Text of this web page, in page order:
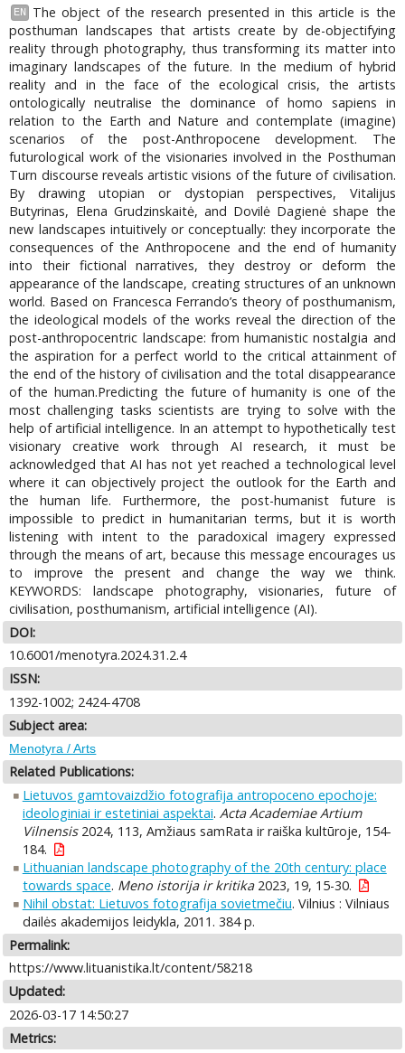
EN
The object of the research presented in this article is the
posthuman landscapes that artists create by de-objectifying
reality through photography, thus transforming its matter into
imaginary landscapes of the future. In the medium of hybrid
reality and in the face of the ecological crisis, the artists
ontologically neutralise the dominance of homo sapiens in
relation to the Earth and Nature and contemplate (imagine)
scenarios of the post-Anthropocene development. The
futurological work of the visionaries involved in the Posthuman
Turn discourse reveals artistic visions of the future of civilisation.
By drawing utopian or dystopian perspectives, Vitalijus
Butyrinas, Elena Grudzinskaitė, and Dovilė Dagienė shape the
new landscapes intuitively or conceptually: they incorporate the
consequences of the Anthropocene and the end of humanity
into their fictional narratives, they destroy or deform the
appearance of the landscape, creating structures of an unknown
world. Based on Francesca Ferrando’s theory of posthumanism,
the ideological models of the works reveal the direction of the
post-anthropocentric landscape: from humanistic nostalgia and
the aspiration for a perfect world to the critical attainment of
the end of the history of civilisation and the total disappearance
of the human.Predicting the future of humanity is one of the
most challenging tasks scientists are trying to solve with the
help of artificial intelligence. In an attempt to hypothetically test
visionary creative work through AI research, it must be
acknowledged that AI has not yet reached a technological level
where it can objectively project the outlook for the Earth and
the human life. Furthermore, the post-humanist future is
impossible to predict in humanitarian terms, but it is worth
listening with intent to the paradoxical imagery expressed
through the means of art, because this message encourages us
to improve the present and change the way we think.
KEYWORDS: landscape photography, visionaries, future of
civilisation, posthumanism, artificial intelligence (AI).
DOI:
10.6001/menotyra.2024.31.2.4
ISSN:
1392-1002; 2424-4708
Subject area:
Menotyra / Arts
Related Publications:
Lietuvos gamtovaizdžio fotografija antropoceno epochoje:
ideologiniai ir estetiniai aspektai. Acta Academiae Artium
Vilnensis2024, 113, Amžiaus samRata ir raiška kultūroje, 154-
184.
Lithuanian landscape photography of the 20th century: place
towards space. Meno istorija ir kritika2023, 19, 15-30.
Nihil obstat: Lietuvos fotografija sovietmečiu. Vilnius : Vilniaus
dailės akademijos leidykla, 2011. 384 p.
Permalink:
https://www.lituanistika.lt/content/58218
Updated:
2026-03-17 14:50:27
Metrics: